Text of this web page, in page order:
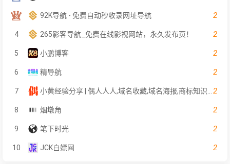
92K导航 - 免费自动秒收录网址导航 2
4 265影客导航_免费在线影视网站，永久发布页！ 2
5 小鹏博客 2
6 精导航 2
7 2
8 烟墩角 2
9 笔下时光 2
10 JCK白嫖网 2